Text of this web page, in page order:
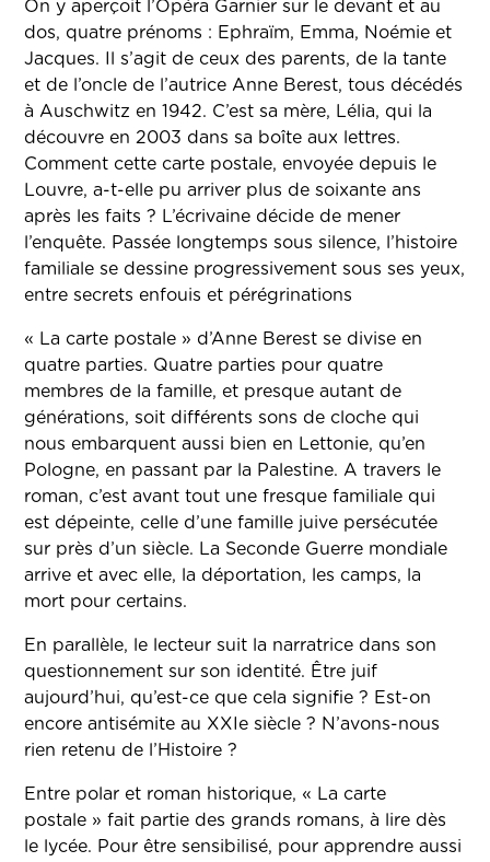
On y aperçoit l’Opéra Garnier sur le devant et au
dos, quatre prénoms : Ephraïm, Emma, Noémie et
Jacques. Il s’agit de ceux des parents, de la tante
et de l’oncle de l’autrice Anne Berest, tous décédés
à Auschwitz en 1942. C’est sa mère, Lélia, qui la
découvre en 2003 dans sa boîte aux lettres.
Comment cette carte postale, envoyée depuis le
Louvre, a-t-elle pu arriver plus de soixante ans
après les faits ? L’écrivaine décide de mener
l’enquête. Passée longtemps sous silence, l’histoire
familiale se dessine progressivement sous ses yeux,
entre secrets enfouis et pérégrinations
« La carte postale » d’Anne Berest se divise en
quatre parties. Quatre parties pour quatre
membres de la famille, et presque autant de
générations, soit différents sons de cloche qui
nous embarquent aussi bien en Lettonie, qu’en
Pologne, en passant par la Palestine. A travers le
roman, c’est avant tout une fresque familiale qui
est dépeinte, celle d’une famille juive persécutée
sur près d’un siècle. La Seconde Guerre mondiale
arrive et avec elle, la déportation, les camps, la
mort pour certains.
En parallèle, le lecteur suit la narratrice dans son
questionnement sur son identité. Être juif
aujourd’hui, qu’est-ce que cela signifie ? Est-on
encore antisémite au XXIe siècle ? N’avons-nous
rien retenu de l’Histoire ?
Entre polar et roman historique, « La carte
postale » fait partie des grands romans, à lire dès
le lycée. Pour être sensibilisé, pour apprendre aussi